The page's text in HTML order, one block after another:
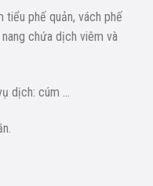
tiểu phế quản, vách phế
chứa dịch viêm và
dịch: cúm …